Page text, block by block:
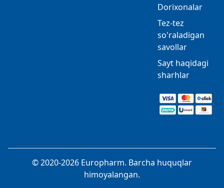
Dorixonalar
Tez-tez
so'raladigan
savollar
Sayt haqidagi
sharhlar
© 2020-2026 Europharm. Barcha huquqlar
himoyalangan.